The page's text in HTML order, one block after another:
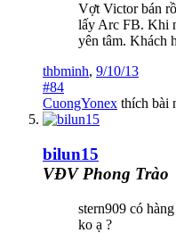
Vợt Victor bán
lấy Arc FB. Khi
yên tâm. Khách
thbminh, 9/10/13
#84
CuongYonex thích bài
bilun15
VĐV Phong Trào
stern909 có
ko ạ ?